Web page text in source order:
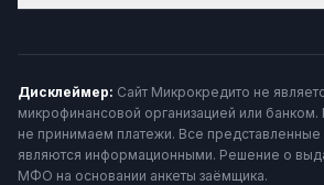
Дисклеймер: Сайт Микрокредито не
микрофинансовой организацией или
не принимаем платежи. Все
являются информационными. Решение о
МФО на основании анкеты заёмщика.